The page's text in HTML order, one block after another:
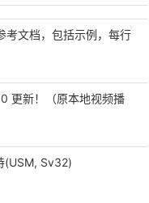
文档，包括示例，每行
更新！（原本地视频播
(USM, Sv32)